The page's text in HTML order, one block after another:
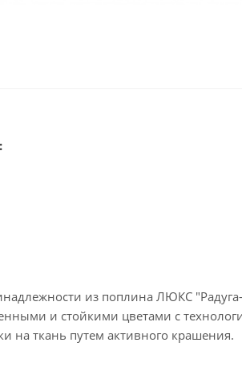
из поплина ЛЮКС "Радуга-
и стойкими цветами с
на ткань путем активного крашения.